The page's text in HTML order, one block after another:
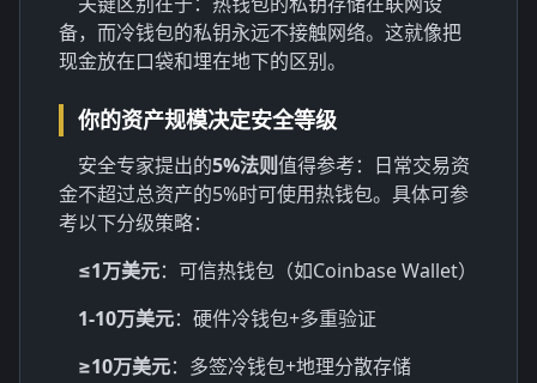
备，而冷钱包的私钥永远不接触网络。这就像把
现金放在口袋和埋在地下的区别。
你的资产规模决定安全等级
安全专家提出的5%法则值得参考：日常交易资
金不超过总资产的5%时可使用热钱包。具体可参
考以下分级策略：
≤1万美元：可信热钱包（如Coinbase Wallet）
1-10万美元：硬件冷钱包+多重验证
≥10万美元：多签冷钱包+地理分散存储